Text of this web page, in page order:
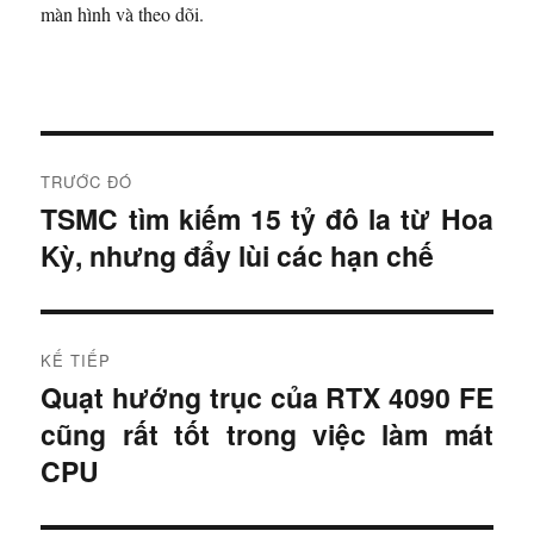
màn hình và theo dõi.
i
ề
u
h
ư
ớ
TRƯỚC ĐÓ
B
à
t
r
ư
ớ
c
:
TSMC tìm kiếm 15 tỷ đô la từ Hoa
Kỳ, nhưng đẩy lùi các hạn chế
KẾ TIẾP
B
à
i
i
Quạt hướng trục của RTX 4090 FE
cũng rất tốt trong việc làm mát
CPU